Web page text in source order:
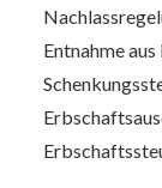
Entnahme